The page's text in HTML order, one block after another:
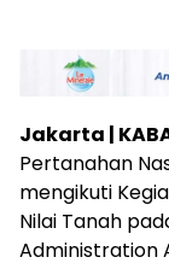
Jakarta |
Pertanahan
mengikuti
Nilai Tanah
Administration